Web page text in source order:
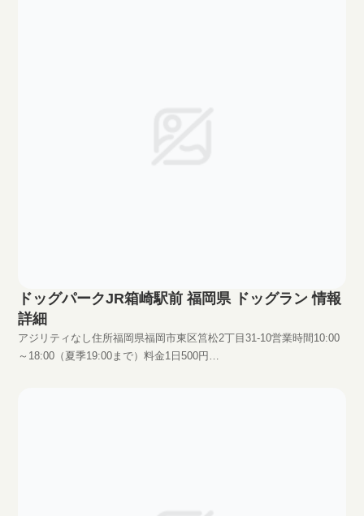
ドッグパークJR箱崎駅前 福岡県 ドッグラン 情報
詳細
アジリティなし住所福岡県福岡市東区筥松2丁目31-10営業時間10:00
～18:00（夏季19:00まで）料金1日500円